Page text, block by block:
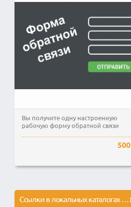
Вы получите одну настроенную
рабочую форму обратной связи
500
Ссылки в локальных каталогах с описанием компании и соцсетями